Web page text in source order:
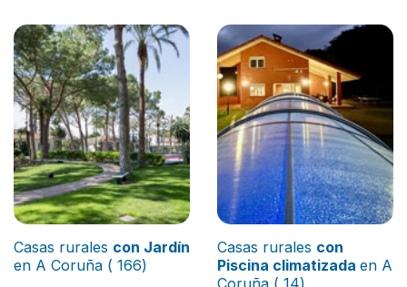
Casas rurales con Jardín
en A Coruña ( 166)
Casas rurales con
Piscina climatizada en A
Coruña ( 14)